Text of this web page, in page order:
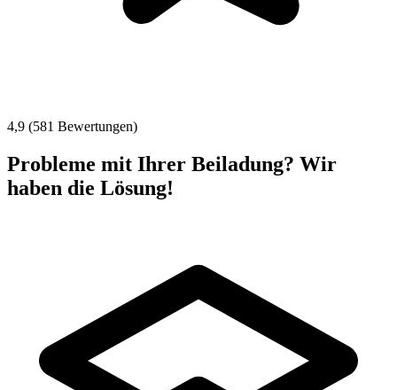
4,9 (581 Bewertungen)
Probleme mit Ihrer Beiladung? Wir
haben die Lösung!